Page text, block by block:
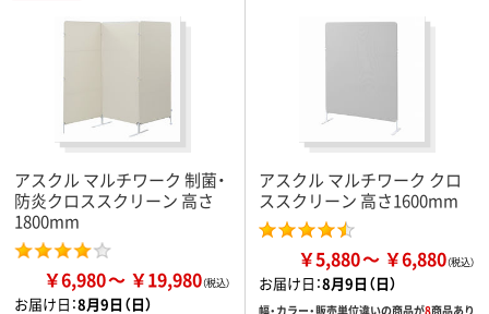
アスクル マルチワーク 制菌・
防炎クロススクリーン 高さ
1800mm
￥6,980 ￥19,980
お届け日：8月9日（日）
アスクル マルチワーク クロ
ススクリーン 高さ1600mm
￥5,880 ￥6,880
お届け日：8月9日（日）
幅・カラー・販売単位違いの商品が8商品あり